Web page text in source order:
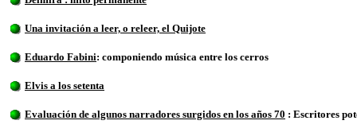
Una invitación a leer, o releer, el Quijote
Eduardo Fabini: componiendo música entre los cerros
Elvis a los setenta
Evaluación de algunos narradores surgidos en los años 70 : Escritores